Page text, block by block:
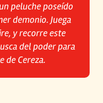
peluche poseído
demonio. Juega
y recorre este
del poder para
de Cereza.